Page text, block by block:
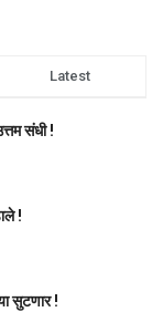
Latest
संधी !
!
सुटणार !